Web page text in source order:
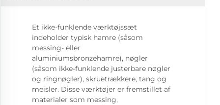
Et ikke-funklende værktøjssæt
indeholder typisk hamre (såsom
messing- eller
aluminiumsbronzehamre), nøgler
(såsom ikke-funklende justerbare nøgler
og ringnøgler), skruetrækkere, tang og
meisler. Disse værktøjer er fremstillet af
materialer som messing,